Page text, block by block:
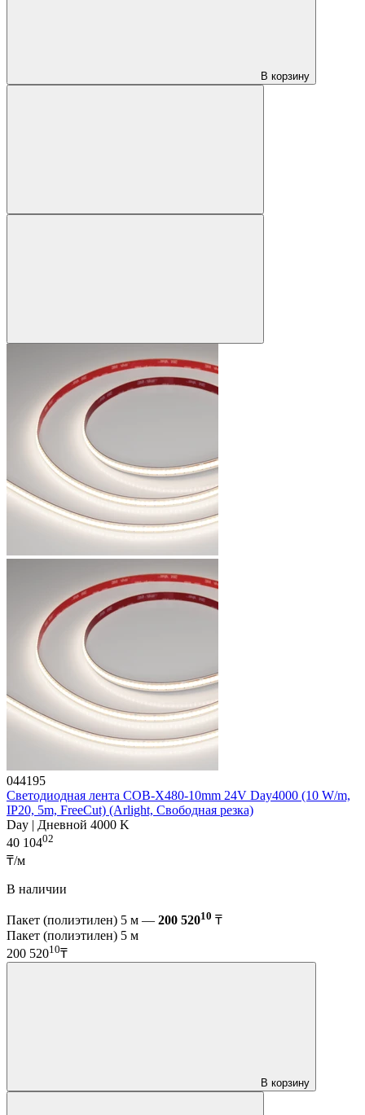
В корзину
044195
Светодиодная лента COB-X480-10mm 24V Day4000 (10 W/m,
IP20, 5m, FreeCut) (Arlight, Свободная резка)
Day | Дневной 4000 K
40 10402
₸/м
В наличии
Пакет (полиэтилен) 5 м — 200 52010 ₸
Пакет (полиэтилен) 5 м
200 52010₸
В корзину